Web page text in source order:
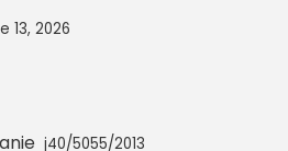
13, 2026
j40/5055/2013